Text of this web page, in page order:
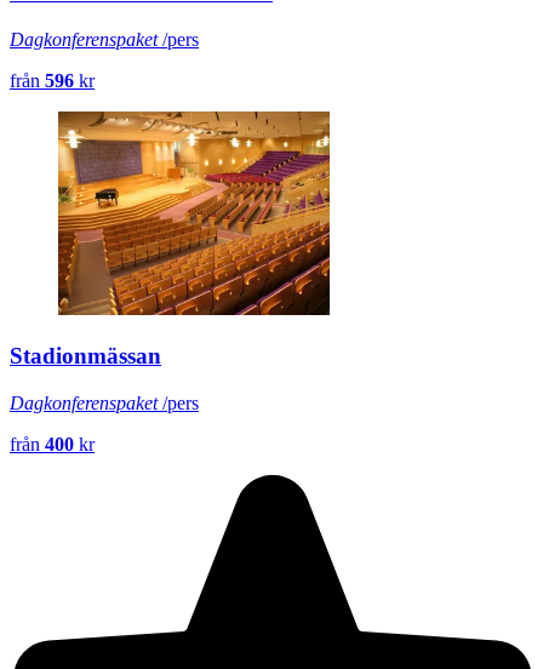
Dagkonferenspaket/pers
från 596 kr
Stadionmässan
Dagkonferenspaket/pers
från 400 kr